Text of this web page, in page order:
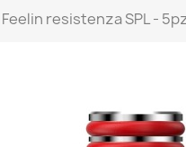
resistenza SPL -